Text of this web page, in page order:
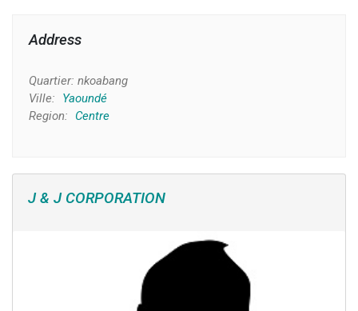
Address
Quartier: nkoabang
Ville:
Yaoundé
Region:
Centre
J & J CORPORATION